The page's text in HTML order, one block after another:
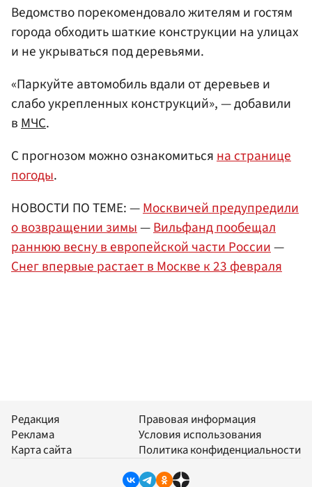
Ведомство порекомендовало жителям и гостям
города обходить шаткие конструкции на улицах
и не укрываться под деревьями.
«Паркуйте автомобиль вдали от деревьев и
слабо укрепленных конструкций», — добавили
вМЧС.
С прогнозом можно ознакомитьсяна странице
погоды.
НОВОСТИ ПО ТЕМЕ: —Москвичей предупредили
о возвращении зимы—Вильфанд пообещал
раннюю весну в европейской части России—
Снег впервые растает в Москве к 23 февраля
Редакция
Реклама
Карта сайта
Правовая информация
Условия использования
Политика конфиденциальности